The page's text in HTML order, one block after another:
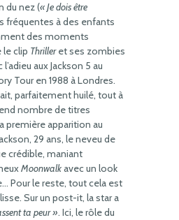
du nez (« Je dois être
fréquentes à des enfants
des moments
clip Thrilleret ses zombies
aux Jackson 5 au
Tour en 1988 à Londres.
parfaitement huilé, tout à
nombre de titres
première apparition au
29 ans, le neveu de
crédible, maniant
Moonwalkavec un look
Pour le reste, tout cela est
Sur un post-it, la star a
ta peur ». Ici, le rôle du